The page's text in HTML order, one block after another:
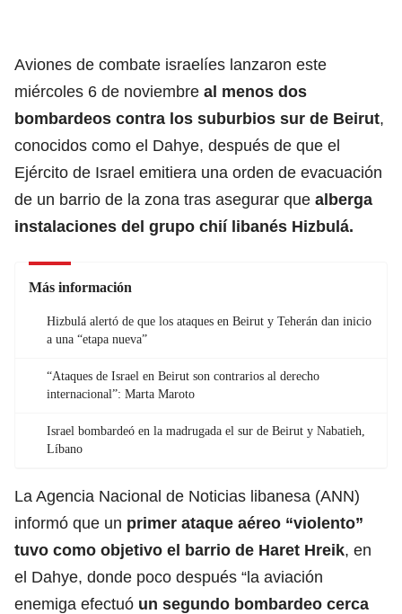
Aviones de combate israelíes lanzaron este
miércoles 6 de noviembre al menos dos
bombardeos contra los suburbios sur de Beirut,
conocidos como el Dahye, después de que el
Ejército de Israel emitiera una orden de evacuación
de un barrio de la zona tras asegurar que alberga
instalaciones del grupo chií libanés Hizbulá.
Más información
Hizbulá alertó de que los ataques en Beirut y Teherán dan inicio
a una “etapa nueva”
“Ataques de Israel en Beirut son contrarios al derecho
internacional”: Marta Maroto
Israel bombardeó en la madrugada el sur de Beirut y Nabatieh,
Líbano
La Agencia Nacional de Noticias libanesa (ANN)
informó que un primer ataque aéreo “violento”
tuvo como objetivo el barrio de Haret Hreik, en
el Dahye, donde poco después “la aviación
enemiga efectuó un segundo bombardeo cerca